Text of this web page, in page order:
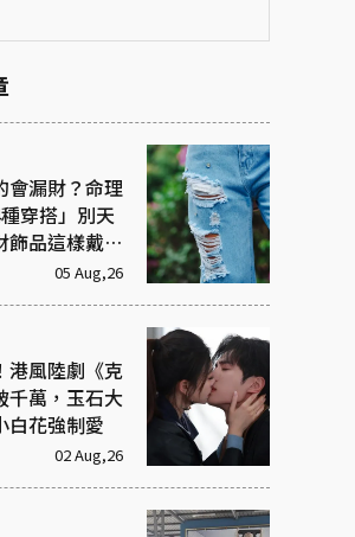
會漏財？命理
穿搭」別天
飾品這樣戴才
05 Aug,26
港風陸劇《克
千萬，玉石大
花強制愛
02 Aug,26